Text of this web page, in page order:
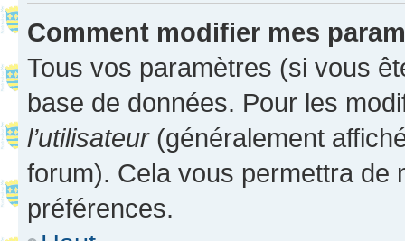
Comment modifier mes
Tous vos paramètres (si vous
base de données. Pour les
l’utilisateur(généralement
forum). Cela vous permettra de
préférences.